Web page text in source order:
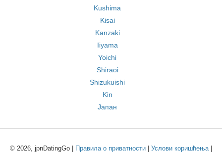
Kushima
Kisai
Kanzaki
Iiyama
Yoichi
Shiraoi
Shizukuishi
Kin
Јапан
© 2026, jpnDatingGo | Правила о приватности Услови коришћења|